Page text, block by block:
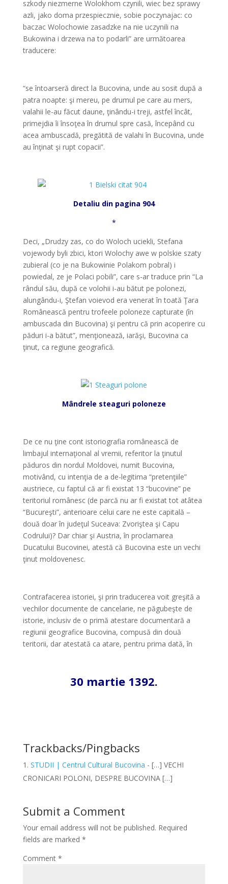
szkody niezmerne Wolokhom czynili, wiec bez sprawy
azli, jako doma przespiecznie, sobie poczynajac: co
baczac Wolochowie zasadzke na nie uczynili na
Bukowina i drzewa na to podarli” are următoarea
traducere:
“se întoarseră direct la Bucovina, unde au sosit după a
patra noapte: şi mereu, pe drumul pe care au mers,
valahii le-au făcut daune, ţinându-i treji, astfel încât,
primejdia îi însoţea în drumul spre casă, începând cu
acea ambuscadă, pregătită de valahi în Bucovina, unde
au înţinat şi rupt copacii”.
Detaliu din pagina 904
*
Deci, „Drudzy zas, co do Woloch uciekli, Stefana
vojewody byli zbici, ktori Wolochy awe w polskie szaty
zubieral (co je na Bukowinie Polakom pobral) i
powiedal, ze je Polaci pobili”, care s-ar traduce prin “La
rândul său, după ce volohii i-au bătut pe polonezi,
alungându-i, Ştefan voievod era venerat în toată Ţara
Românească pentru trofeele poloneze capturate (în
ambuscada din Bucovina) şi pentru că prin acoperire cu
păduri i-a bătut”, menţionează, iarăşi, Bucovina ca
ţinut, ca regiune geografică.
Mândrele steaguri poloneze
De ce nu ţine cont istoriografia românească de
limbajul internaţional al vremii, referitor la ţinutul
păduros din nordul Moldovei, numit Bucovina,
motivând, cu intenţia de a de-legitima “pretenţiile”
austriece, cu faptul că ar fi existat 13 “bucovine” pe
teritoriul românesc (de parcă nu ar fi existat tot atâtea
“Bucureşti”, anterioare celui care ne este capitală –
două doar în judeţul Suceava: Zvoriştea şi Capu
Codrului)? Dar chiar şi Austria, în proclamarea
Ducatului Bucovinei, atestă că Bucovina este un vechi
ţinut moldovenesc.
Contrafacerea istoriei, şi prin traducerea voit greşită a
vechilor documente de cancelarie, ne păgubeşte de
istorie, inclusiv de o primă atestare documentară a
regiunii geografice Bucovina, compusă din două
teritorii, dar atestată ca atare, pentru prima dată, în
30 martie 1392.
Trackbacks/Pingbacks
STUDII | Centrul Cultural Bucovina - […] VECHI
CRONICARI POLONI, DESPRE BUCOVINA […]
Submit a Comment
Your email address will not be published. Required
fields are marked *
Comment *